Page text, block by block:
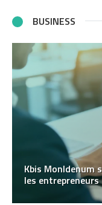
BUSINESS
Kbis MonIdenum
les entrepreneurs